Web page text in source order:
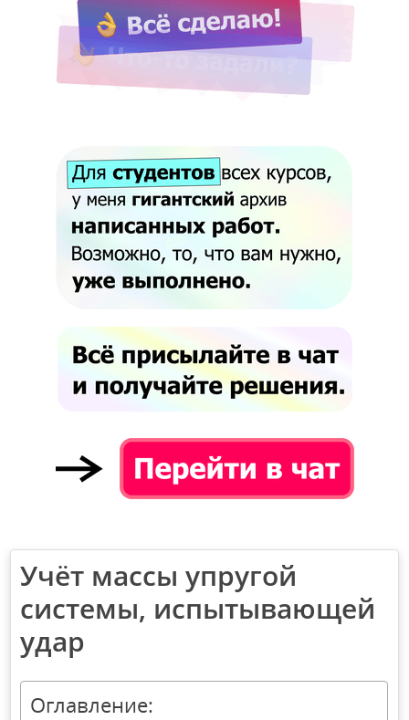
Учёт массы упругой
системы, испытывающей
удар
Оглавление: